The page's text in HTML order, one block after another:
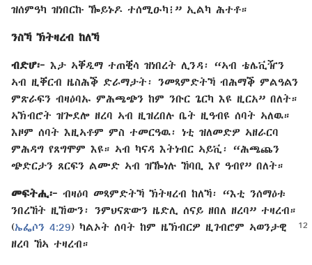
ዝሰምዓካ ዝነበርኩ ዀይኑዶ ተሰሚዑካ፧” ኢልካ ሕተቶ።
ንስኻ ኽትዛረብ ከለኻ
ብድሆ፦ እታ ኣቐዲማ ተጠቒሳ ዝነበረት ሊንዳ፡ “ኣብ ቴሌቪዥን
ኣብ ዚቐርብ ዜስሕቕ ድራማታት፡ ንመጻምድትኻ ብሕማቕ ምልዓልን
ምጽራፍን ብዛዕባኡ ምሕጫጭን ከም ንቡር ጌርካ እዩ ዚርአ” በለት።
ኣኽብሮት ዝጐደሎ ዘረባ ኣብ ዚዝረበሉ ቤት ዚዓብዩ ሰባት ኣለዉ።
እዞም ሰባት እዚኣቶም ምስ ተመርዓዉ፡ ነቲ ዝለመድዎ ኣዘራርባ
ምሕዳግ የጸግሞም እዩ። ኣብ ካናዳ እትነብር ኣይቪ፡ “ሕጫጨን
ጭድርታን ጸርፍን ልሙድ ኣብ ዝዀነሉ ኸባቢ እየ ዓብየ” በለት።
መፍትሒ፦ ብዛዕባ መጻምድትኻ ኽትዛረብ ከለኻ፡ “እቲ ንሰማዕቱ
ንበረኸት ዚኸውን፡ ንምህናጽውን ዜድሊ ሰናይ ዘበለ ዘረባ” ተዛረብ።
(ኤፌሶን 4:29) ካልኦት ሰባት ከም ዜኽብርዎ ዚገብሮም ኣወንታዊ
ዘረባ ኸኣ ተዛረብ።